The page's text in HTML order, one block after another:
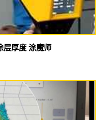
层厚度 涂魔师